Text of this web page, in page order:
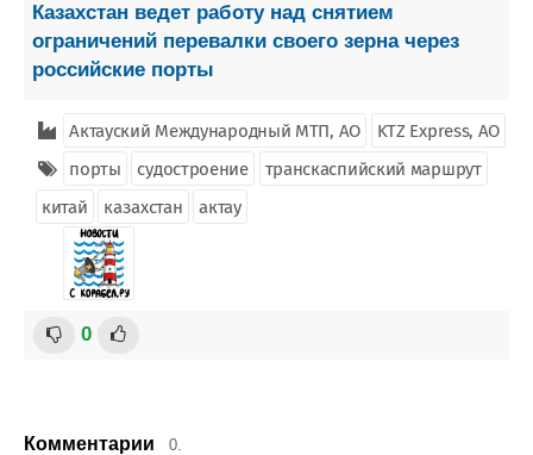
Казахстан ведет работу над снятием
ограничений перевалки своего зерна через
российские порты
Актауский Международный МТП, АО
KTZ Express, АО
порты
судостроение
транскаспийский маршрут
китай
казахстан актау
0
Комментарии 0.